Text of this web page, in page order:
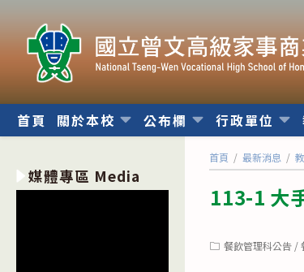
內
首頁 關於本校 公布欄 行政單位
首頁 / 最新消息 /
113-1 大
Post餐飲管理科公告 /
媒體專區 Media